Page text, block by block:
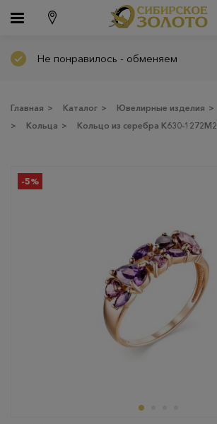
Не понравилось - обменяем
Главная > Каталог > Ювелирные изделия >
>
Кольца > Кольцо из серебра К630-1272М2
-5%